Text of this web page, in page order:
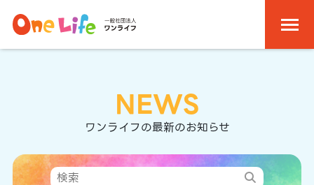
NEWS
ワンライフの最新のお知らせ